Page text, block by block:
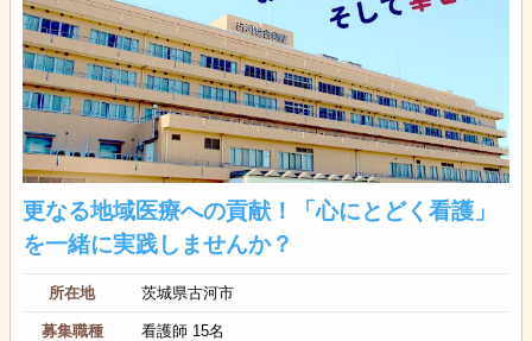
更なる地域医療への貢献！「心にとどく看護」
を一緒に実践しませんか？
所在地 茨城県古河市
募集職種 看護師 15名